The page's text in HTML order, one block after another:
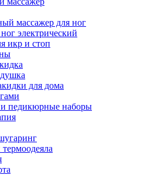
массажер для ног
электрический
икр и стоп
для дома
педикюрные наборы